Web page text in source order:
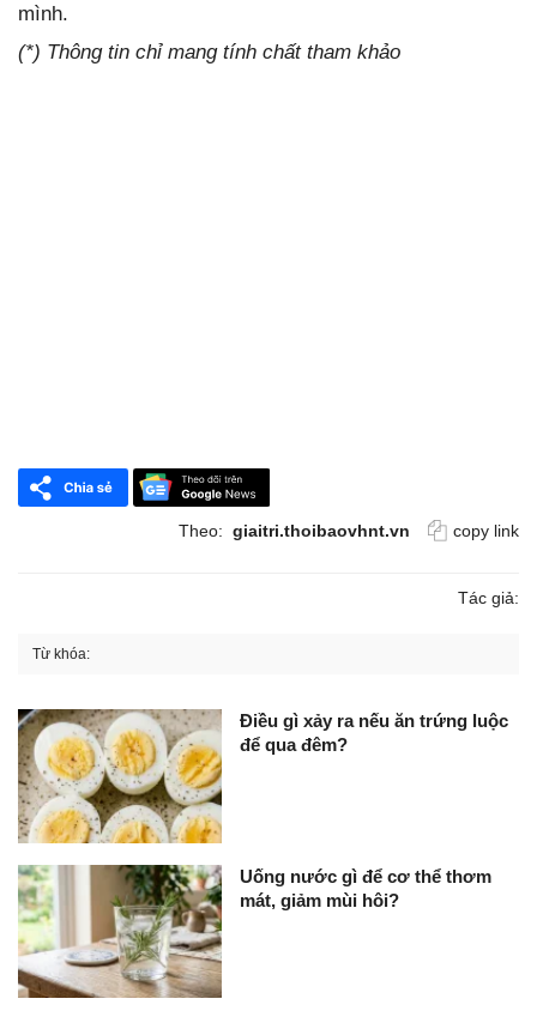
mình.
(*) Thông tin chỉ mang tính chất tham khảo
Theo: giaitri.thoibaovhnt.vn copy link
Tác giả:
Từ khóa:
Điều gì xảy ra nếu ăn trứng luộc
để qua đêm?
Uống nước gì để cơ thể thơm
mát, giảm mùi hôi?